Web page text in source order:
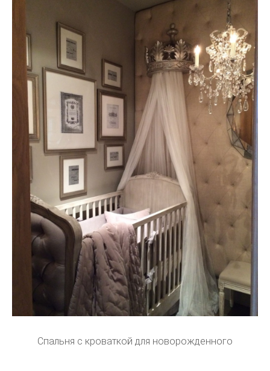
Спальня с кроваткой для новорожденного